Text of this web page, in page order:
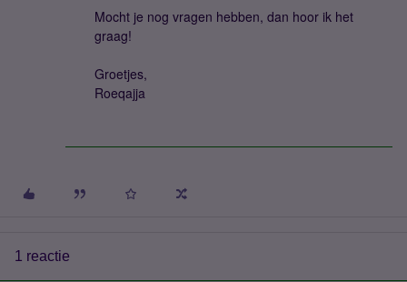
Mocht je nog vragen hebben, dan hoor ik het
graag!
Groetjes,
Roeqajja
1 reactie